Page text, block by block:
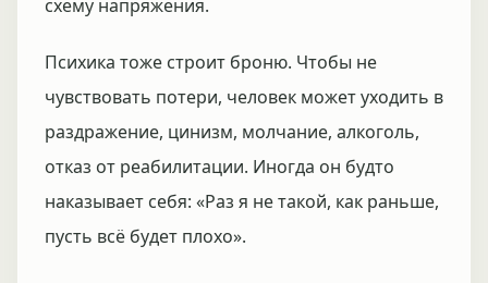
схему напряжения.
Психика тоже строит броню. Чтобы не
чувствовать потери, человек может уходить в
раздражение, цинизм, молчание, алкоголь,
отказ от реабилитации. Иногда он будто
наказывает себя: «Раз я не такой, как раньше,
пусть всё будет плохо».